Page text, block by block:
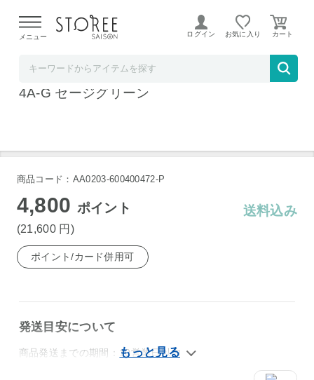
よる配送遅延が発生しております。
メニュー ログイン お気に入り
キャニスター掃除機 パナソニック MC-PJL2
4A-G セージグリーン
商品コード：AA0203-600400472-P
4,800 ポイント
(21,600 円 )
送料込み
ポイント/カード併用可
発送目安について
商品発送までの期間：10営業日以内